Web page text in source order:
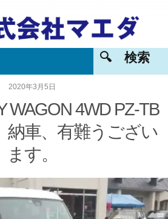
2020年3月5日
WAGON 4WD PZ-TB
納車、有難うござい
ます。